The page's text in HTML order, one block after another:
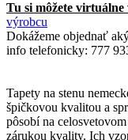
Tu si môžete
výrobcu
Dokážeme objednať
info telefonicky: 777
Tapety na stenu
špičkovou kvalitou a
pôsobí na
zárukou kvality. Ich